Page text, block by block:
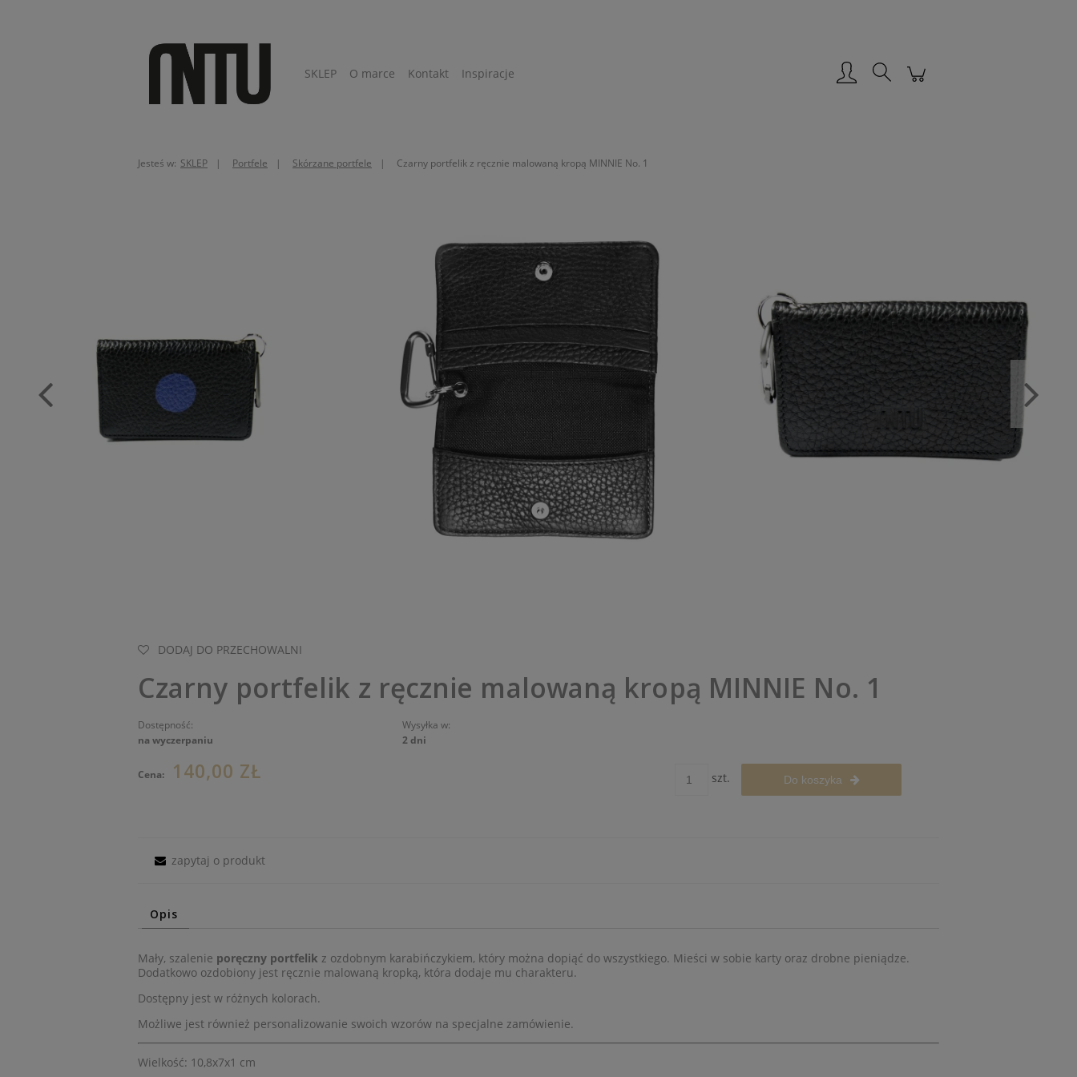
SKLEP O marce Kontakt Inspiracje
Jesteś w: SKLEP Portfele Skórzane portfele Czarny portfelik z ręcznie malowaną kropą MINNIE No. 1
DODAJ DO PRZECHOWALNI
Czarny portfelik z ręcznie malowaną kropą MINNIE No. 1
Dostępność:
na wyczerpaniu
Wysyłka w:
2 dni
Cena: 140,00 ZŁ szt. Do koszyka
zapytaj o produkt
Opis
Mały, szalenie poręczny portfelik z ozdobnym karabińczykiem, który można dopiąć do wszystkiego. Mieści w sobie karty oraz drobne pieniądze.
Dodatkowo ozdobiony jest ręcznie malowaną kropką, która dodaje mu charakteru.
Dostępny jest w różnych kolorach.
Możliwe jest również personalizowanie swoich wzorów na specjalne zamówienie.
Wielkość: 10,8x7x1 cm